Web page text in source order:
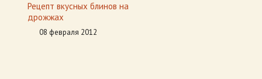
Рецепт вкусных блинов на
дрожжах
08 февраля 2012